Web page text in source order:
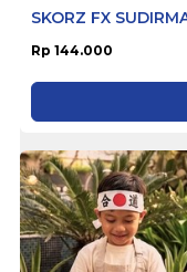
SKORZ FX
Rp 144.000